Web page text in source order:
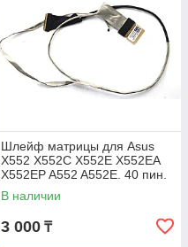
Шлейф матрицы для Asus
X552 X552C X552E X552EA
X552EP A552 A552E. 40 пин.
LED ( LVDS ) (снятый)
В наличии
3 000 ₸